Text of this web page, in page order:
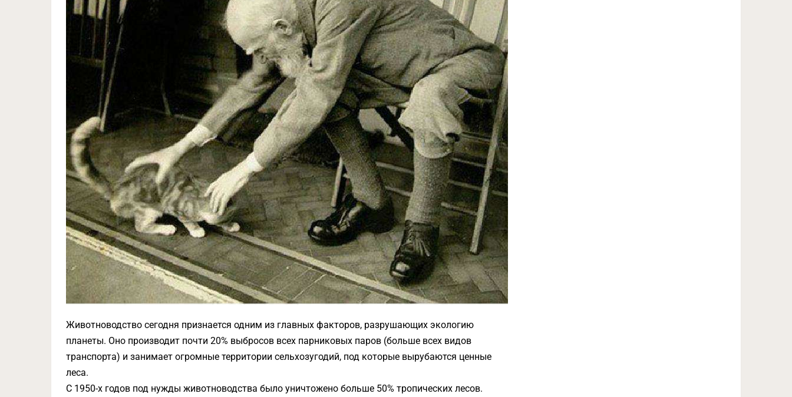
Животноводство сегодня признается одним из главных факторов, разрушающих экологию
планеты. Оно производит почти 20% выбросов всех парниковых паров (больше всех видов
транспорта) и занимает огромные территории сельхозугодий, под которые вырубаются ценные
леса.
С 1950-х годов под нужды животноводства было уничтожено больше 50% тропических лесов.